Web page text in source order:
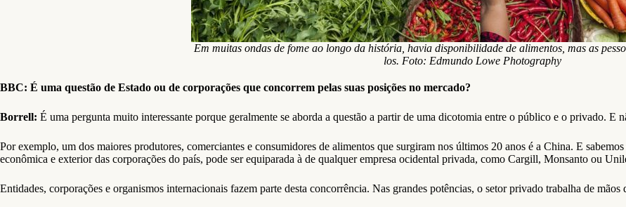
Em muitas ondas de fome ao longo da história, havia disponibilidade de alimentos, mas as
los. Foto: Edmundo Lowe Photography
BBC: É uma questão de Estado ou de corporações que concorrem pelas suas posições no mercado?
Borrell: É uma pergunta muito interessante porque geralmente se aborda a questão a partir de uma dicotomia entre o público e o privado. E
Por exemplo, um dos maiores produtores, comerciantes e consumidores de alimentos que surgiram nos últimos 20 anos é a China. E
econômica e exterior das corporações do país, pode ser equiparada à de qualquer empresa ocidental privada, como Cargill, Monsanto ou
Entidades, corporações e organismos internacionais fazem parte desta concorrência. Nas grandes potências, o setor privado trabalha de mãos